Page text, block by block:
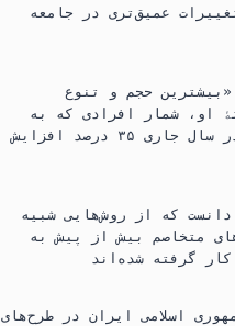
عمیق‌تری در جامعه
با «بیشترین حجم و تنوع
او، شمار افرادی که به
دلیل فعالیت‌های مرتبط با تهدیدات دولتی مورد تحقیق قرار گرفته‌اند، در سال جاری ۳۵ درصد افزایش
که از روش‌هایی شبیه
متخاصم بیش از پیش به
اسلامی ایران در طرح‌های